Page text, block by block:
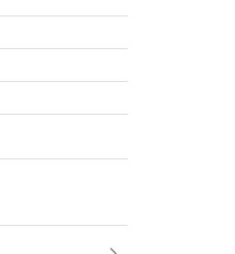
ですが…運送会社